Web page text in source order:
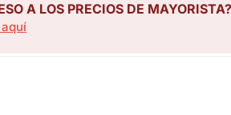
A LOS PRECIOS DE MAYORISTA?